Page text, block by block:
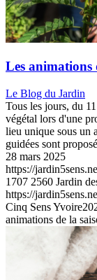
Les animations
Le Blog du Jardin
Tous les jours, du
végétal lors d'une
lieu unique sous un
guidées sont
28 mars 2025
https://
1707 2560 Jardin
https://
Cinq Sens Yvoire
animations de la